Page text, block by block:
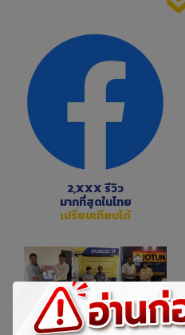
2,XXX รีวิว
มากที่สุดในไทย
เปรียบเทียบได้